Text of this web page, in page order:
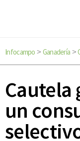
Infocampo > Ganadería >
Cautela
un